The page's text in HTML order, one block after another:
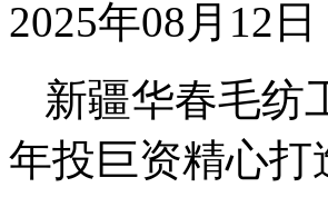
2025年08月12日
新疆华春毛纺
年投巨资精心